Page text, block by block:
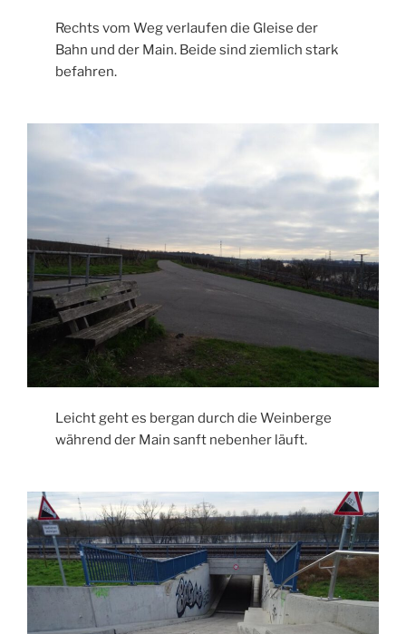
Rechts vom Weg verlaufen die Gleise der
Bahn und der Main. Beide sind ziemlich stark
befahren.
Leicht geht es bergan durch die Weinberge
während der Main sanft nebenher läuft.